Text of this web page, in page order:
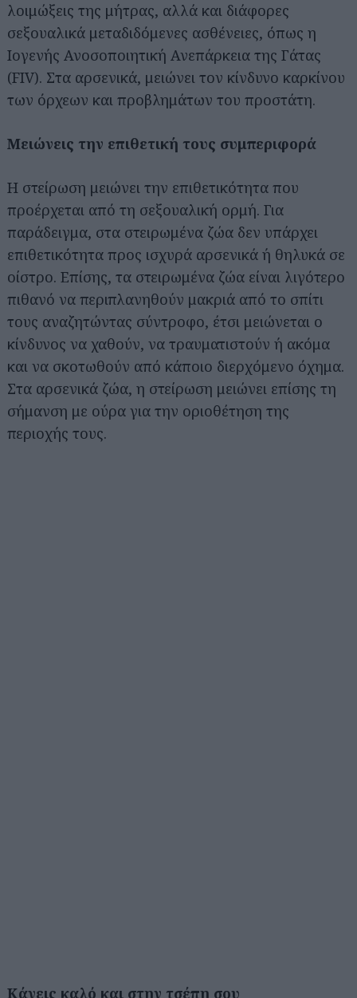
λοιμώξεις της μήτρας, αλλά και διάφορες
σεξουαλικά μεταδιδόμενες ασθένειες, όπως η
Ιογενής Ανοσοποιητική Ανεπάρκεια της Γάτας
(FIV). Στα αρσενικά, μειώνει τον κίνδυνο καρκίνου
των όρχεων και προβλημάτων του προστάτη.
Μειώνεις την επιθετική τους συμπεριφορά
Η στείρωση μειώνει την επιθετικότητα που
προέρχεται από τη σεξουαλική ορμή. Για
παράδειγμα, στα στειρωμένα ζώα δεν υπάρχει
επιθετικότητα προς ισχυρά αρσενικά ή θηλυκά σε
οίστρο. Επίσης, τα στειρωμένα ζώα είναι λιγότερο
πιθανό να περιπλανηθούν μακριά από το σπίτι
τους αναζητώντας σύντροφο, έτσι μειώνεται ο
κίνδυνος να χαθούν, να τραυματιστούν ή ακόμα
και να σκοτωθούν από κάποιο διερχόμενο όχημα.
Στα αρσενικά ζώα, η στείρωση μειώνει επίσης τη
σήμανση με ούρα για την οριοθέτηση της
περιοχής τους.
Κάνεις καλό και στην τσέπη σου